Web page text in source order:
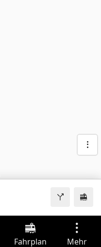
Fahrplan Mehr